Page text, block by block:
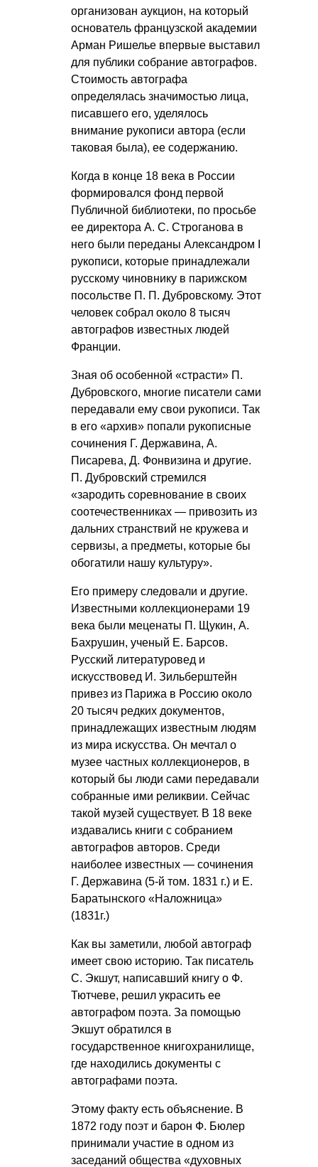
организован аукцион, на который
основатель французской академии
Арман Ришелье впервые выставил
для публики собрание автографов.
Стоимость автографа
определялась значимостью лица,
писавшего его, уделялось
внимание рукописи автора (если
таковая была), ее содержанию.
Когда в конце 18 века в России
формировался фонд первой
Публичной библиотеки, по просьбе
ее директора А. С. Строганова в
него были переданы Александром I
рукописи, которые принадлежали
русскому чиновнику в парижском
посольстве П. П. Дубровскому. Этот
человек собрал около 8 тысяч
автографов известных людей
Франции.
Зная об особенной «страсти» П.
Дубровского, многие писатели сами
передавали ему свои рукописи. Так
в его «архив» попали рукописные
сочинения Г. Державина, А.
Писарева, Д. Фонвизина и другие.
П. Дубровский стремился
«зародить соревнование в своих
соотечественниках — привозить из
дальних странствий не кружева и
сервизы, а предметы, которые бы
обогатили нашу культуру».
Его примеру следовали и другие.
Известными коллекционерами 19
века были меценаты П. Щукин, А.
Бахрушин, ученый Е. Барсов.
Русский литературовед и
искусствовед И. Зильберштейн
привез из Парижа в Россию около
20 тысяч редких документов,
принадлежащих известным людям
из мира искусства. Он мечтал о
музее частных коллекционеров, в
который бы люди сами передавали
собранные ими реликвии. Сейчас
такой музей существует. В 18 веке
издавались книги с собранием
автографов авторов. Среди
наиболее известных — сочинения
Г. Державина (5-й том. 1831 г.) и Е.
Баратынского «Наложница»
(1831г.)
Как вы заметили, любой автограф
имеет свою историю. Так писатель
С. Экшут, написавший книгу о Ф.
Тютчеве, решил украсить ее
автографом поэта. За помощью
Экшут обратился в
государственное книгохранилище,
где находились документы с
автографами поэта.
Этому факту есть объяснение. В
1872 году поэт и барон Ф. Бюлер
принимали участие в одном из
заседаний общества «духовных